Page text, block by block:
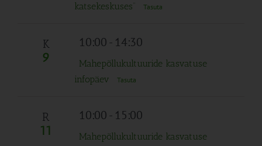
katsekeskuses”
Tasuta
K
9
10:00- 14:30
Mahepõllukultuuride kasvatuse
infopäev
Tasuta
R
11
10:00- 15:00
Mahepõllukultuuride kasvatuse